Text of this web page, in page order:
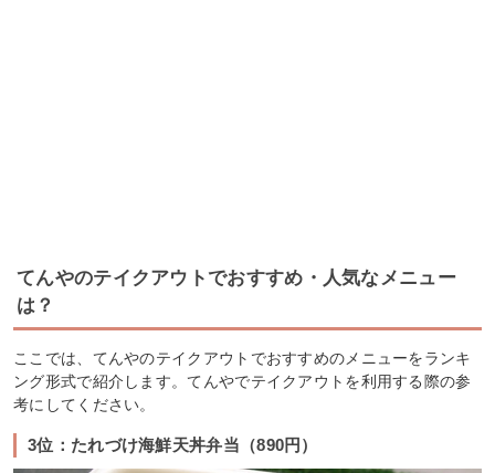
てんやのテイクアウトでおすすめ・人気なメニュー
は？
ここでは、てんやのテイクアウトでおすすめのメニューをランキ
ング形式で紹介します。てんやでテイクアウトを利用する際の参
考にしてください。
3位：たれづけ海鮮天丼弁当（890円）